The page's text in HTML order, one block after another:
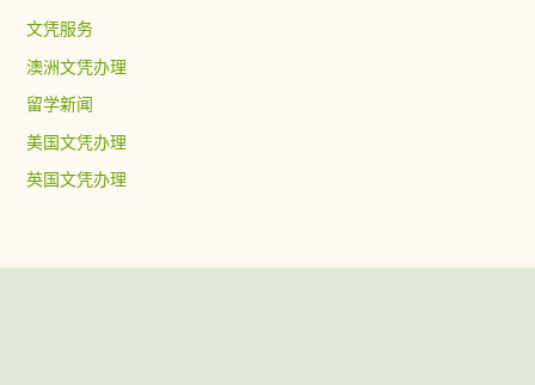
文凭服务
澳洲文凭办理
留学新闻
美国文凭办理
英国文凭办理